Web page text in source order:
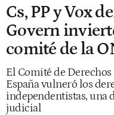
Cs, PP y Vox
Govern
comité de la
El Comité de
España vulneró los
independentistas, una
judicial